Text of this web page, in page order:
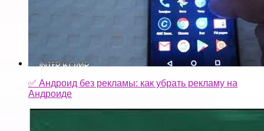
✅ Андроид без рекламы: как убрать рекламу на
Андроиде